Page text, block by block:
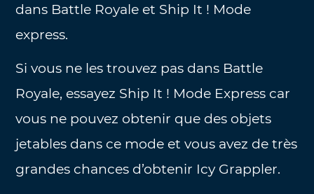
dans Battle Royale et Ship It ! Mode
express.
Si vous ne les trouvez pas dans Battle
Royale, essayez Ship It ! Mode Express car
vous ne pouvez obtenir que des objets
jetables dans ce mode et vous avez de très
grandes chances d’obtenir Icy Grappler.